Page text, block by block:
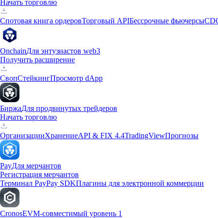
Начать торговлю
Спотовая книга ордеровТорговый APIБессрочные фьючерсы
OnchainДля энтузиастов web3
Получить расширение
СвопСтейкингПросмотр dApp
БиржаДля продвинутых трейдеров
Начать торговлю
ОрганизацииХранениеAPI & FIX 4.4TradingViewПрогнозы
PayДля мерчантов
Регистрация мерчантов
Терминал PayPay SDKПлагины для электронной коммерции
CronosEVM-совместимый уровень 1